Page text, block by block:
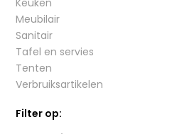
Keuken
Meubilair
Sanitair
Tafel en servies
Tenten
Verbruiksartikelen
Filter op: